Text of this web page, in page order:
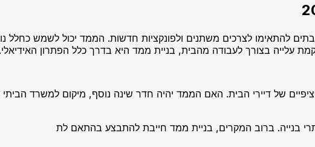
להתאימו לצרכים משתנים ולפונקציות חדשות. הממד יכול לשמש
בצורך לעבודה מהבית, בניית ממד היא בדרך כלל הפתרון האידיאלי.
של דיירי הבית. האם הממד יהיה חדר שינה נוסף, מיקום למשרד הביתי
בנייה. ברוב המקרים, בניית ממד חייבת להתבצע בהתאם לת